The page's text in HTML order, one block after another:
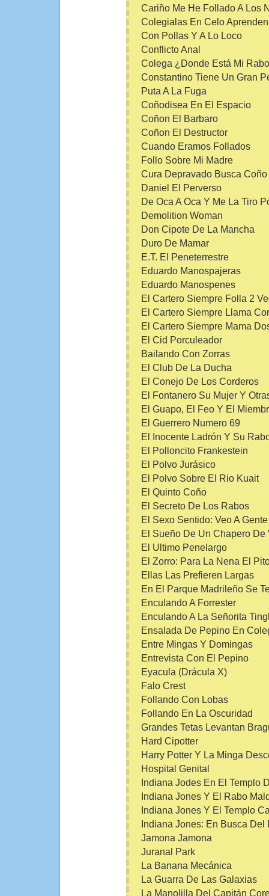
Cariño Me He Follado A Los
Colegialas En Celo
Con Pollas Y A Lo Loco
Conflicto Anal
Colega ¿Donde Está Mi
Constantino Tiene Un Gran
Puta A La Fuga
Coñodisea En El Espacio
Coñon El Barbaro
Coñon El Destructor
Cuando Eramos Follados
Follo Sobre Mi Madre
Cura Depravado Busca
Daniel El Perverso
De Oca A Oca Y Me La Tiro
Demolition Woman
Don Cipote De La Mancha
Duro De Mamar
E.T. El Peneterrestre
Eduardo Manospajeras
Eduardo Manospenes
El Cartero Siempre Folla 2
El Cartero Siempre Llama
El Cartero Siempre Mama
El Cid Porculeador
Bailando Con Zorras
El Club De La Ducha
El Conejo De Los Corderos
El Fontanero Su Mujer Y
El Guapo, El Feo Y El
El Guerrero Numero 69
El Inocente Ladrón Y Su
El Polloncito Frankestein
El Polvo Jurásico
El Polvo Sobre El Rio Kuait
El Quinto Coño
El Secreto De Los Rabos
El Sexo Sentido: Veo A
El Sueño De Un Chapero De
El Ultimo Penelargo
El Zorro: Para La Nena El
Ellas Las Prefieren Largas
En El Parque Madrileño Se
Enculando A Forrester
Enculando A La Señorita
Ensalada De Pepino En
Entre Mingas Y Domingas
Entrevista Con El Pepino
Eyacula (Drácula X)
Falo Crest
Follando Con Lobas
Follando En La Oscuridad
Grandes Tetas Levantan
Hard Cipotter
Harry Potter Y La Minga
Hospital Genital
Indiana Jodes En El Templo
Indiana Jones Y El Rabo
Indiana Jones Y El Templo
Indiana Jones: En Busca Del
Jamona Jamona
Juranal Park
La Banana Mecánica
La Guarra De Las Galaxias
La Manolilla Del Capitán